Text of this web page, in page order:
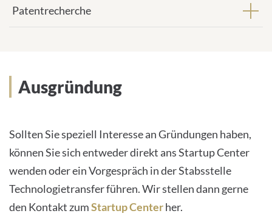
Patentrecherche
Ausgründung
Sollten Sie speziell Interesse an Gründungen haben,
können Sie sich entweder direkt ans Startup Center
wenden oder ein Vorgespräch in der Stabsstelle
Technologietransfer führen. Wir stellen dann gerne
den Kontakt zumStartup Centerher.